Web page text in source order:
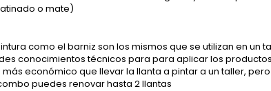
o mate)
como el barniz son los mismos que se utilizan en un
conocimientos técnicos para para aplicar los
más económico que llevar la llanta a pintar a un taller,
puedes renovar hasta 2 llantas